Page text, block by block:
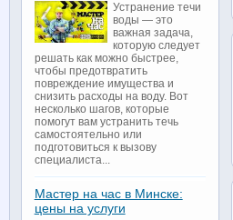
Устранение течи
воды — это
важная задача,
которую следует
решать как можно быстрее,
чтобы предотвратить
повреждение имущества и
снизить расходы на воду. Вот
несколько шагов, которые
помогут вам устранить течь
самостоятельно или
подготовиться к вызову
специалиста...
Мастер на час в Минске:
цены на услуги